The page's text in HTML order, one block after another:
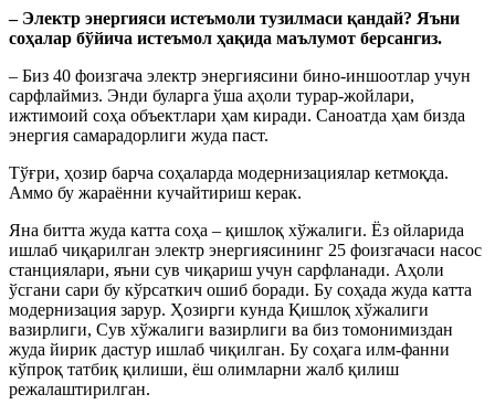
– Электр энергияси истеъмоли тузилмаси қандай? Яъни
соҳалар бўйича истеъмол ҳақида маълумот берсангиз.
– Биз 40 фоизгача электр энергиясини бино-иншоотлар учун
сарфлаймиз. Энди буларга ўша аҳоли турар-жойлари,
ижтимоий соҳа объектлари ҳам киради. Саноатда ҳам бизда
энергия самарадорлиги жуда паст.
Тўғри, ҳозир барча соҳаларда модернизациялар кетмоқда.
Аммо бу жараённи кучайтириш керак.
Яна битта жуда катта соҳа – қишлоқ хўжалиги. Ёз ойларида
ишлаб чиқарилган электр энергиясининг 25 фоизгачаси насос
станциялари, яъни сув чиқариш учун сарфланади. Аҳоли
ўсгани сари бу кўрсаткич ошиб боради. Бу соҳада жуда катта
модернизация зарур. Ҳозирги кунда Қишлоқ хўжалиги
вазирлиги, Сув хўжалиги вазирлиги ва биз томонимиздан
жуда йирик дастур ишлаб чиқилган. Бу соҳага илм-фанни
кўпроқ татбиқ қилиши, ёш олимларни жалб қилиш
режалаштирилган.